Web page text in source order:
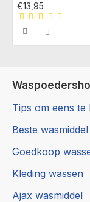
€13,95
Tips om eens te
Beste wasmiddel
Goedkoop
Kleding wassen
Ajax wasmiddel